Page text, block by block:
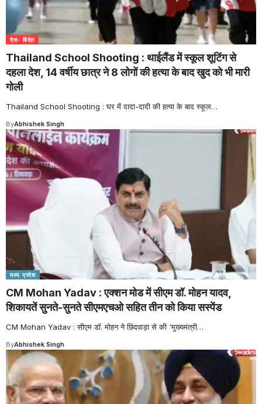
देश- विदेश
Thailand School Shooting : थाईलैंड में स्कूल शूटिंग से
दहला देश, 14 वर्षीय छात्र ने 8 लोगों की हत्या के बाद खुद को भी मारी
गोली
Thailand School Shooting : घर में दादा-दादी की हत्या के बाद स्कूल…
ByAbhishek Singh
मध्य प्रदेश
CM Mohan Yadav : एक्शन मोड में सीएम डॉ. मोहन यादव,
शिकायतें सुनते-सुनते सीएमएचओ सहित तीन को किया सस्पेंड
CM Mohan Yadav : सीएम डॉ. मोहन ने छिंदवाड़ा से की 'मुख्यमंत्री…
ByAbhishek Singh